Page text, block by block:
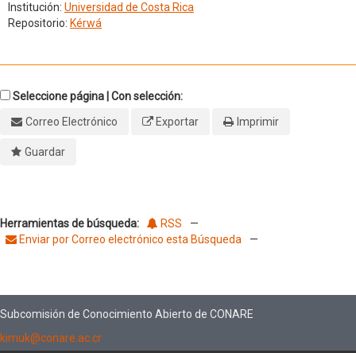
Institución: Universidad de Costa Rica
Repositorio: Kérwá
Seleccione página | Con selección:
Correo Electrónico
Exportar Imprimir
Guardar
Herramientas de búsqueda: RSS
—
Enviar por Correo electrónico esta Búsqueda
—
Subcomisión de Conocimiento Abierto de CONARE
kimuk@conare.ac.cr